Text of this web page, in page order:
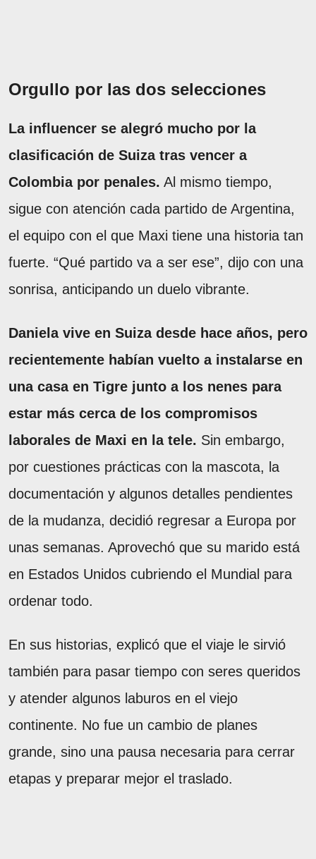
Orgullo por las dos selecciones
La influencer se alegró mucho por la
clasificación de Suiza tras vencer a
Colombia por penales. Al mismo tiempo,
sigue con atención cada partido de Argentina,
el equipo con el que Maxi tiene una historia tan
fuerte. “Qué partido va a ser ese”, dijo con una
sonrisa, anticipando un duelo vibrante.
Daniela vive en Suiza desde hace años, pero
recientemente habían vuelto a instalarse en
una casa en Tigre junto a los nenes para
estar más cerca de los compromisos
laborales de Maxi en la tele. Sin embargo,
por cuestiones prácticas con la mascota, la
documentación y algunos detalles pendientes
de la mudanza, decidió regresar a Europa por
unas semanas. Aprovechó que su marido está
en Estados Unidos cubriendo el Mundial para
ordenar todo.
En sus historias, explicó que el viaje le sirvió
también para pasar tiempo con seres queridos
y atender algunos laburos en el viejo
continente. No fue un cambio de planes
grande, sino una pausa necesaria para cerrar
etapas y preparar mejor el traslado.